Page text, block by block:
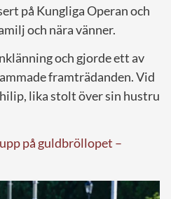
på Kungliga Operan och
och nära vänner.
och gjorde ett av
framträdanden. Vid
lika stolt över sin hustru
på guldbröllopet –